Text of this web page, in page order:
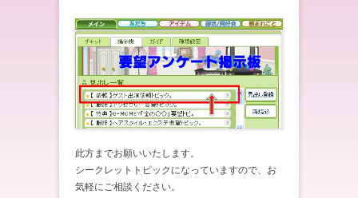
此方までお願いいたします。
シークレットトピックになっていますので、お
気軽にご相談ください。